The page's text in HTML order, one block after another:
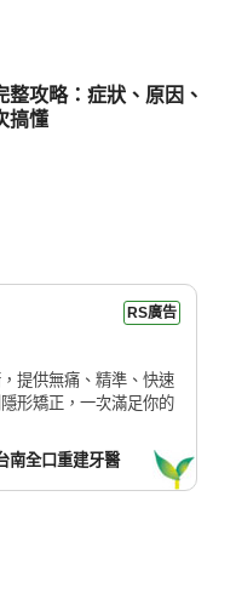
整攻略：症狀、原因、
搞懂
RS廣告
提供無痛、精準、快速
形矯正，一次滿足你的
南全口重建牙醫